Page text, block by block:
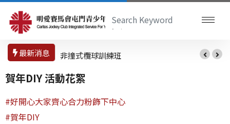
最新消息 非撞式欖球訓練班
賀年DIY 活動花絮
#好開心大家齊心合力粉飾下中心
#賀年DIY